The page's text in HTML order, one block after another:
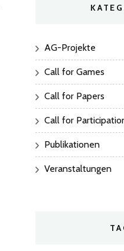
AG-Projekte
Call for Games
Call for Papers
Call for
Publikationen
Veranstaltungen